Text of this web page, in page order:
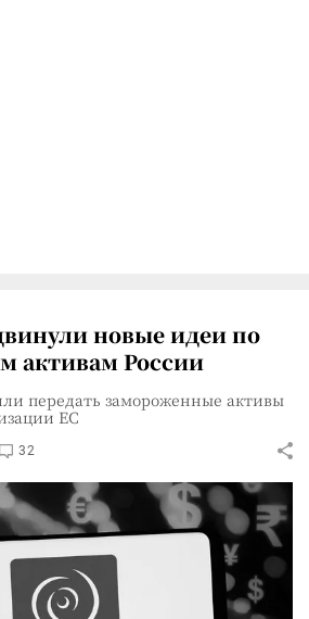
новые идеи по
активам России
передать замороженные активы
ЕС
32